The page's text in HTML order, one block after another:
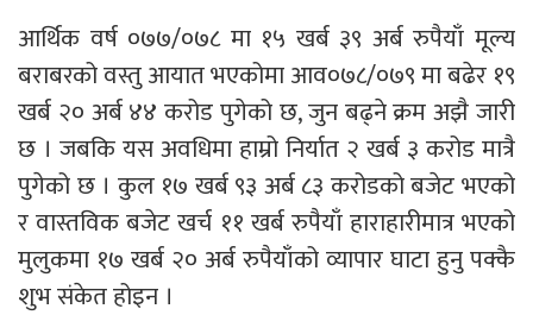
आर्थिक वर्ष ०७७/०७८ मा १५ खर्ब ३९ अर्ब रुपैयाँ मूल्य
बराबरको वस्तु आयात भएकोमा आव०७८/०७९ मा बढेर १९
खर्ब २० अर्ब ४४ करोड पुगेको छ, जुन बढ्ने क्रम अझै जारी
छ । जबकि यस अवधिमा हाम्रो निर्यात २ खर्ब ३ करोड मात्रै
पुगेको छ । कुल १७ खर्ब ९३ अर्ब ८३ करोडको बजेट भएको
र वास्तविक बजेट खर्च ११ खर्ब रुपैयाँ हाराहारीमात्र भएको
मुलुकमा १७ खर्ब २० अर्ब रुपैयाँको व्यापार घाटा हुनु पक्कै
शुभ संकेत होइन ।